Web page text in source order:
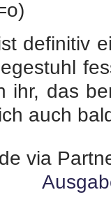
definitiv
ihr, das
auch
via